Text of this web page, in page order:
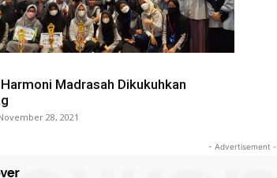
Madrasah Dikukuhkan
28, 2021
- Advertisement -